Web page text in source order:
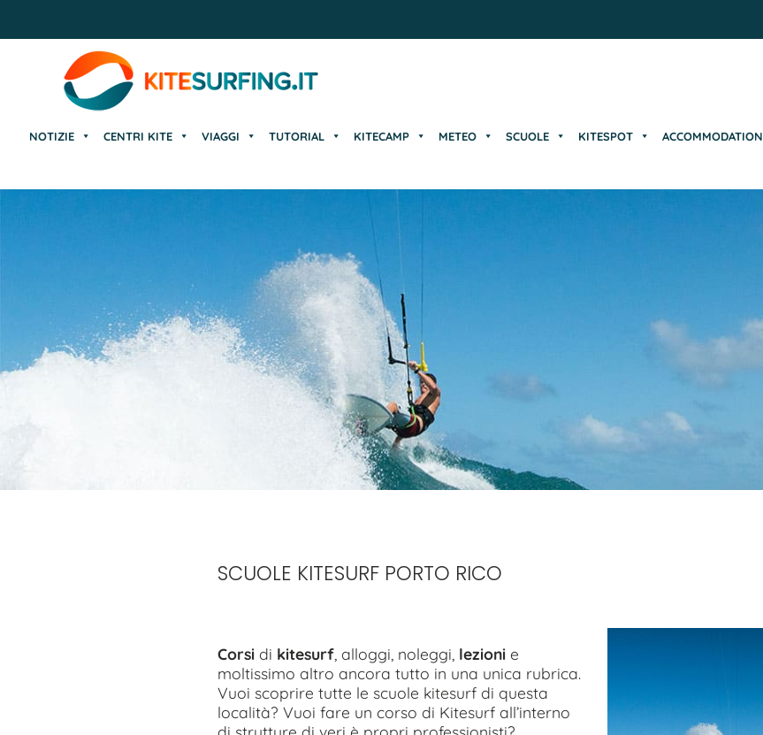
NOTIZIE CENTRI KITE VIAGGI TUTORIAL KITECAMP METEO SCUOLE KITESPOT ACCOMMODATION
SCUOLE KITESURF PORTO RICO
Corsidi kitesurf, alloggi, noleggi, lezionie
moltissimo altro ancora tutto in una unica rubrica.
Vuoi scoprire tutte le scuole kitesurf di questa
località? Vuoi fare un corso di Kitesurf all’interno